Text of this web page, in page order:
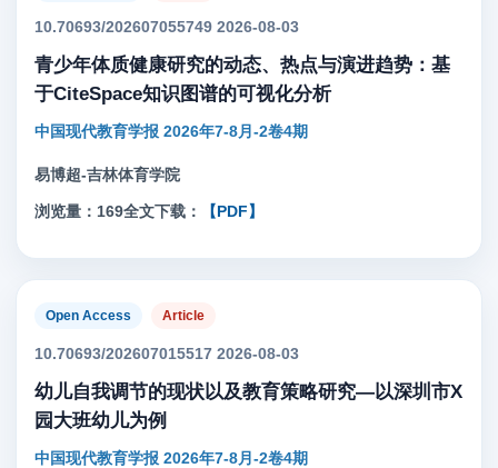
10.70693/202607055749 2026-08-03
青少年体质健康研究的动态、热点与演进趋势：基
于CiteSpace知识图谱的可视化分析
中国现代教育学报 2026年7-8月-2卷4期
易博超-吉林体育学院
浏览量：169全文下载： 【PDF】
Open Access Article
10.70693/202607015517 2026-08-03
幼儿自我调节的现状以及教育策略研究—以深圳市X
园大班幼儿为例
中国现代教育学报 2026年7-8月-2卷4期